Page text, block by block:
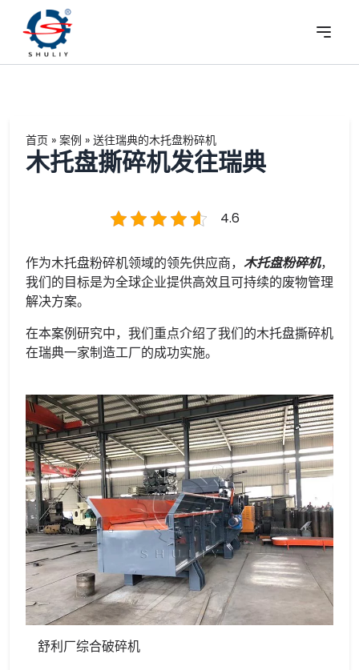
首页 » 案例 » 送往瑞典的木托盘粉碎机
木托盘撕碎机发往瑞典
4.6
作为木托盘粉碎机领域的领先供应商， 木托盘粉碎机，
我们的目标是为全球企业提供高效且可持续的废物管理
解决方案。
在本案例研究中，我们重点介绍了我们的木托盘撕碎机
在瑞典一家制造工厂的成功实施。
舒利厂综合破碎机